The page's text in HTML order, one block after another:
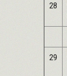
28
29